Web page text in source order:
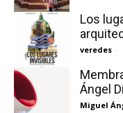
Los
veredes -
Ángel
Miguel